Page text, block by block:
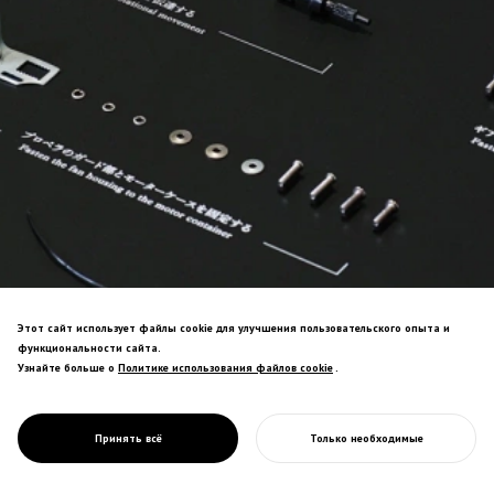
GGG/
АНАТОМИЯ
логику формы как новую творческую
методологию.
Этот сайт использует файлы cookie для улучшения пользовательского опыта и
функциональности сайта.
Узнайте больше о Политике использования файлов cookie
Политике использования файлов cookie.
Принять всё Только необходимые